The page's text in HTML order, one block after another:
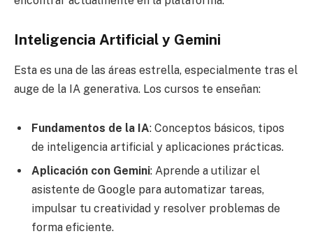
Inteligencia Artificial y Gemini
Esta es una de las áreas estrella, especialmente tras el
auge de la IA generativa. Los cursos te enseñan:
Fundamentos de la IA: Conceptos básicos, tipos
de inteligencia artificial y aplicaciones prácticas.
Aplicación con Gemini: Aprende a utilizar el
asistente de Google para automatizar tareas,
impulsar tu creatividad y resolver problemas de
forma eficiente.